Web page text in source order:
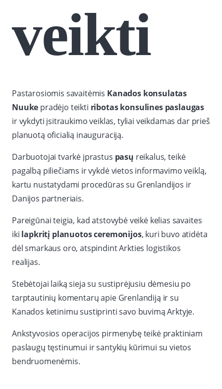
veikti
Pastarosiomis savaitėmis Kanados konsulatas
Nuuke pradėjo teikti ribotas konsulines paslaugas
ir vykdyti įsitraukimo veiklas, tyliai veikdamas dar prieš
planuotą oficialią inauguraciją.
Darbuotojai tvarkė įprastus pasų reikalus, teikė
pagalbą piliečiams ir vykdė vietos informavimo veiklą,
kartu nustatydami procedūras su Grenlandijos ir
Danijos partneriais.
Pareigūnai teigia, kad atstovybė veikė kelias savaites
iki lapkritį planuotos ceremonijos, kuri buvo atidėta
dėl smarkaus oro, atspindint Arkties logistikos
realijas.
Stebėtojai laiką sieja su sustiprėjusiu dėmesiu po
tarptautinių komentarų apie Grenlandiją ir su
Kanados ketinimu sustiprinti savo buvimą Arktyje.
Ankstyvosios operacijos pirmenybę teikė praktiniam
paslaugų tęstinumui ir santykių kūrimui su vietos
bendruomenėmis.